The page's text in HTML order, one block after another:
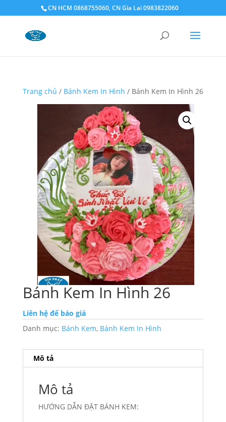
CN HCM 0868755060, CN Gia Lai 0983822060
Trang chủ / Bánh Kem In Hình / Bánh Kem In Hình 26
Bánh Kem In Hình 26
Liên hệ để báo giá
Danh mục: Bánh Kem, Bánh Kem In Hình
Mô tả
Mô tả
HƯỚNG DẪN ĐẶT BÁNH KEM: